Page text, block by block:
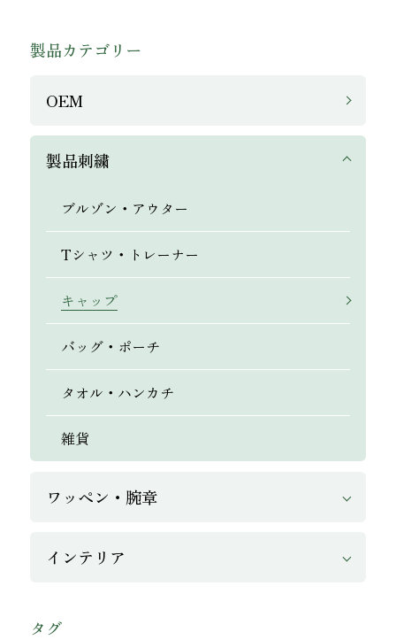
製品カテゴリー
OEM
製品刺繍
ブルゾン・アウター
Tシャツ・トレーナー
キャップ
バッグ・ポーチ
タオル・ハンカチ
雑貨
ワッペン・腕章
インテリア
タグ